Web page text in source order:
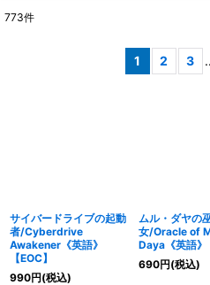
773件
1 2 3
サイバードライブの起動
者/Cyberdrive
Awakener《英語》
【EOC】
990円(税込)
ムル・ダヤの
女/Oracle of
Daya《英語》
690円(税込)